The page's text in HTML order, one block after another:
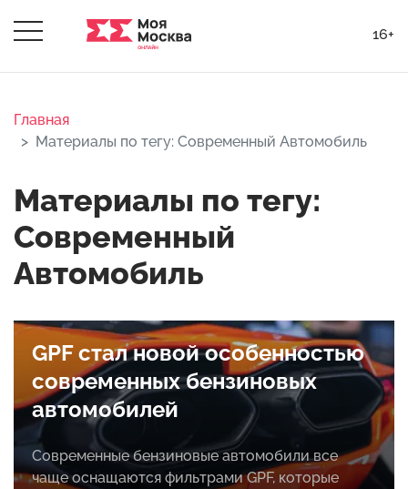
16+
Главная
Материалы по тегу: Современный Автомобиль
Материалы по тегу:
Современный
Автомобиль
GPF стал новой особенностью
современных бензиновых
автомобилей
Современные бензиновые автомобили все
чаще оснащаются фильтрами GPF, которые